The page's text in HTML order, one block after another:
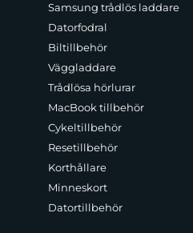
Samsung trådlös laddare
Datorfodral
Biltillbehör
Väggladdare
Trådlösa hörlurar
MacBook tillbehör
Cykeltillbehör
Resetillbehör
Korthållare
Minneskort
Datortillbehör